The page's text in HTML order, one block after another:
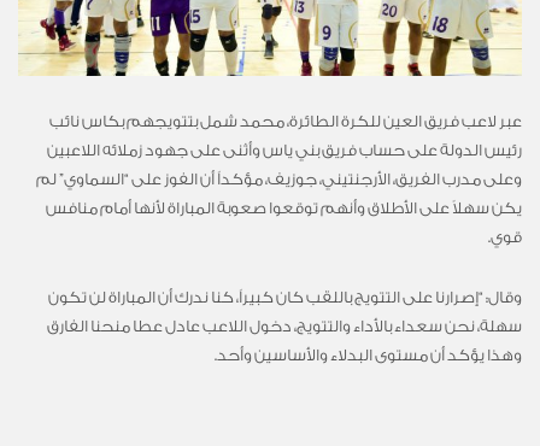
عبر لاعب فريق العين للكرة الطائرة، محمد شمل بتتويجهم بكاس نائب
رئيس الدولة على حساب فريق بني ياس وأثنى على جهود زملائه اللاعبين
وعلى مدرب الفريق، الأرجنتيني، جوزيف، مؤكداً أن الفوز على “السماوي” لم
يكن سهلاً على الأطلاق وأنهم توقعوا صعوبة المباراة لأنها أمام منافس
قوي.
وقال: “إصرارنا على التتويج باللقب كان كبيراً، كنا ندرك أن المباراة لن تكون
سهلة، نحن سعداء بالأداء والتتويج، دخول اللاعب عادل عطا منحنا الفارق
وهذا يؤكد أن مستوى البدلاء والأساسين وأحد.